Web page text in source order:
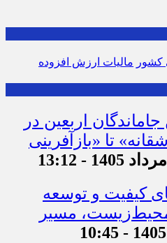
کشور مالیات ارزش افزوده
اربعین در
تا «بازآفرینی
کیفیت و توسعه
مسیر